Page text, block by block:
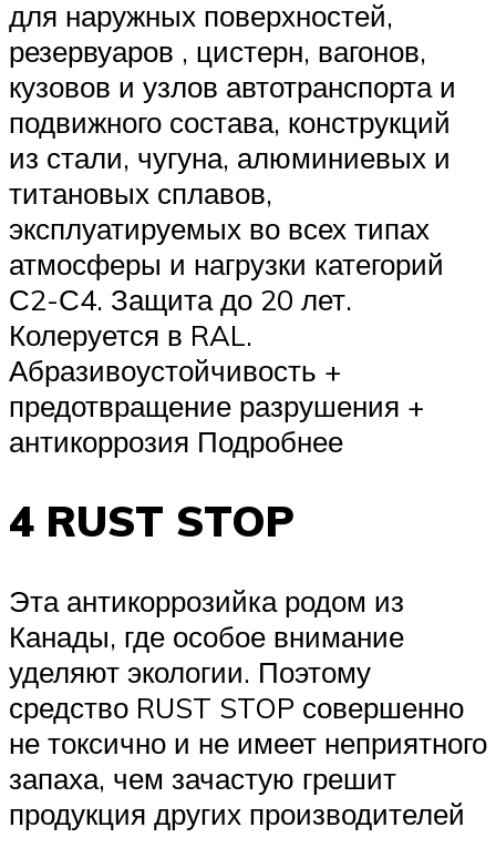
для наружных поверхностей,
резервуаров , цистерн, вагонов,
кузовов и узлов автотранспорта и
подвижного состава, конструкций
из стали, чугуна, алюминиевых и
титановых сплавов,
эксплуатируемых во всех типах
атмосферы и нагрузки категорий
С2-С4. Защита до 20 лет.
Колеруется в RAL.
Абразивоустойчивость +
предотвращение разрушения +
антикоррозия Подробнее
4 RUST STOP
Эта антикоррозийка родом из
Канады, где особое внимание
уделяют экологии. Поэтому
средство RUST STOP совершенно
не токсично и не имеет неприятного
запаха, чем зачастую грешит
продукция других производителей